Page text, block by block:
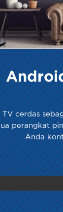
TV cerdas
perangkat
Anda